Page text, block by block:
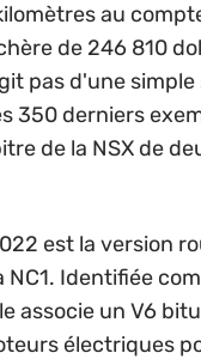
au
de 246 810
pas d'une
350 derniers
de la NSX de
est la version
NC1. Identifiée
associe un V6
électriques